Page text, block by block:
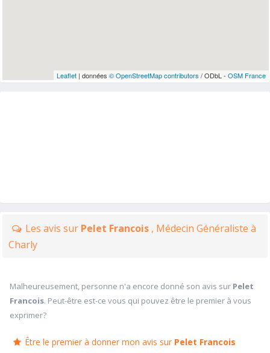
Leaflet| données © OpenStreetMap contributors / ODbL - OSM France
Les avis sur Pelet Francois , Médecin Généraliste à
Charly
Malheureusement, personne n'a encore donné son avis sur Pelet
Francois. Peut-être est-ce vous qui pouvez être le premier à vous
exprimer?
Être le premier à donner mon avis sur Pelet Francois